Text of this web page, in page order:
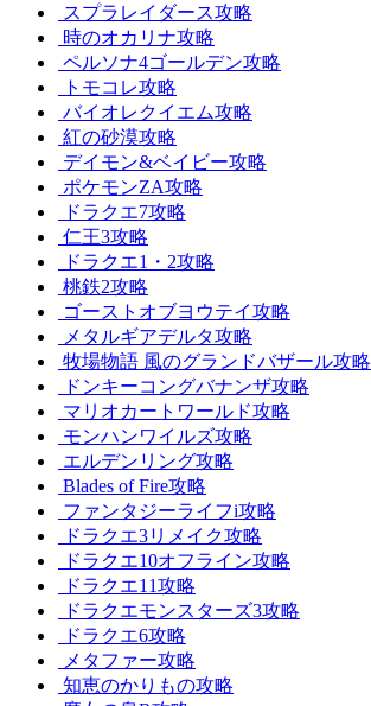
スプラレイダース攻略
時のオカリナ攻略
ペルソナ4ゴールデン攻略
トモコレ攻略
バイオレクイエム攻略
紅の砂漠攻略
デイモン&ベイビー攻略
ポケモンZA攻略
ドラクエ7攻略
仁王3攻略
ドラクエ1・2攻略
桃鉄2攻略
ゴーストオブヨウテイ攻略
メタルギアデルタ攻略
牧場物語 風のグランドバザール攻略
ドンキーコングバナンザ攻略
マリオカートワールド攻略
モンハンワイルズ攻略
エルデンリング攻略
Blades of Fire攻略
ファンタジーライフi攻略
ドラクエ3リメイク攻略
ドラクエ10オフライン攻略
ドラクエ11攻略
ドラクエモンスターズ3攻略
ドラクエ6攻略
メタファー攻略
知恵のかりもの攻略